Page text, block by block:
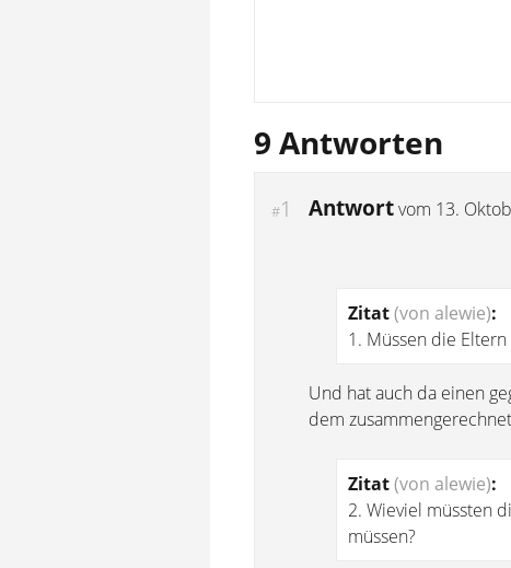
9 Antworten
#1 Antwortvom 13.
Zitat(von alewie):
1. Müssen die
Und hat auch da einen
dem
Zitat(von alewie):
2. Wieviel müssten
müssen?